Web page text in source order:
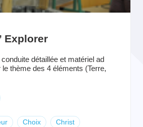
Explorer
détaillée et matériel ad
thème des 4 éléments (Terre,
Choix Christ